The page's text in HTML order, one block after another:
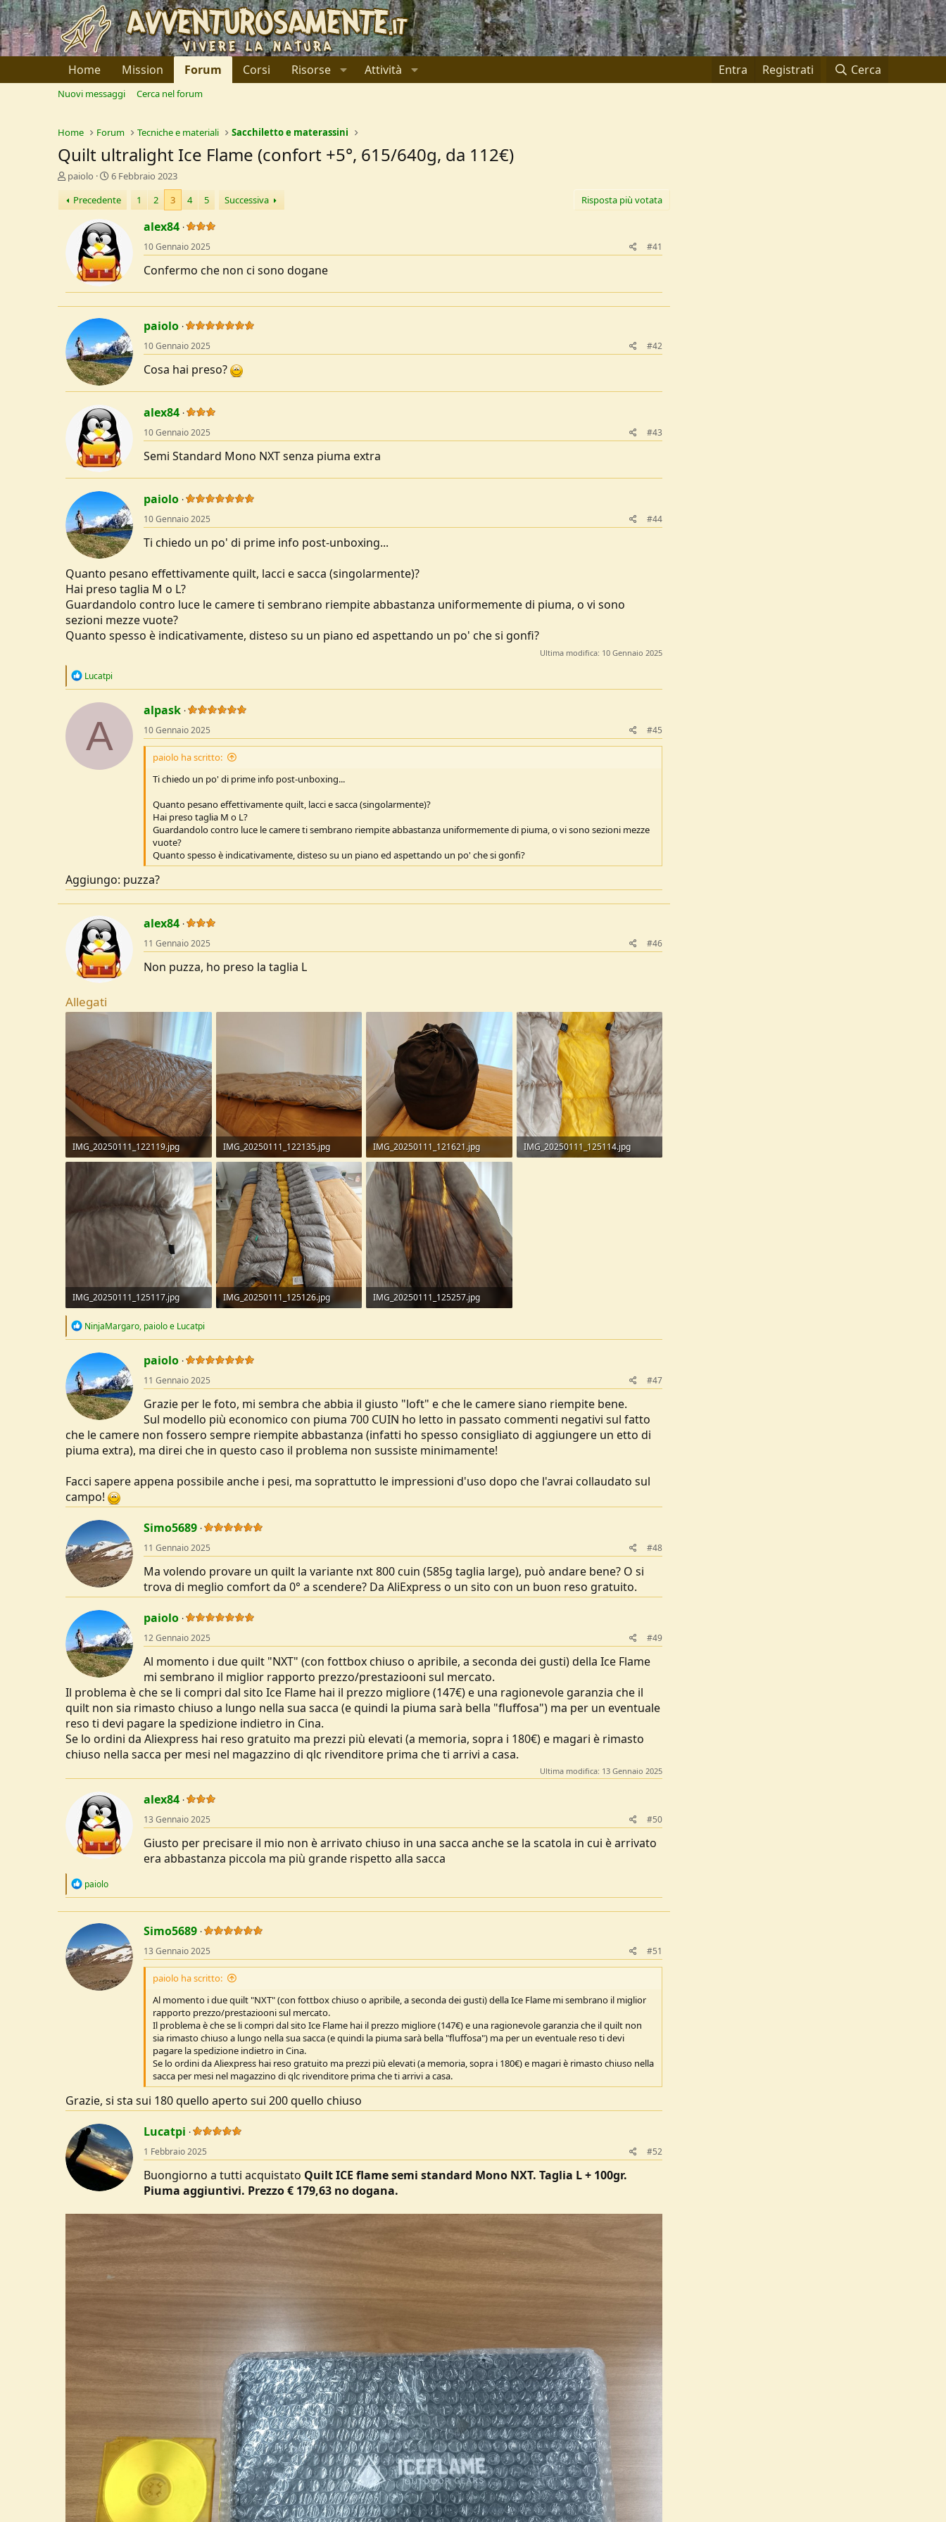
Home Mission Forum Corsi Risorse Attività Entra Registrati Cerca
Nuovi messaggi Cerca nel forum
Home Forum Tecniche e materiali Sacchiletto e materassini
Quilt ultralight Ice Flame (confort +5°, 615/640g, da 112€)
C
e
a
o
e
D
i
s
s
i
n
paiolo
D
t
a
d
i
I
n
i
z
6 Febbraio 2023
Precedente
1 2 3 4 5 Successiva Risposta più votata
alex84
10 Gennaio 2025 #41
Confermo che non ci sono dogane
paiolo
10 Gennaio 2025 #42
Cosa hai preso?
alex84
10 Gennaio 2025 #43
Semi Standard Mono NXT senza piuma extra
paiolo
10 Gennaio 2025 #44
Ti chiedo un po' di prime info post-unboxing...
Quanto pesano effettivamente quilt, lacci e sacca (singolarmente)?
Hai preso taglia M o L?
Guardandolo contro luce le camere ti sembrano riempite abbastanza uniformemente di piuma, o vi sono
sezioni mezze vuote?
Quanto spesso è indicativamente, disteso su un piano ed aspettando un po' che si gonfi?
Ultima modifica: 10 Gennaio 2025
R
c
o
n
s
Lucatpi
A
alpask
10 Gennaio 2025 #45
paiolo ha scritto:
Ti chiedo un po' di prime info post-unboxing...
Quanto pesano effettivamente quilt, lacci e sacca (singolarmente)?
Hai preso taglia M o L?
Guardandolo contro luce le camere ti sembrano riempite abbastanza uniformemente di piuma, o vi sono sezioni mezze
vuote?
Quanto spesso è indicativamente, disteso su un piano ed aspettando un po' che si gonfi?
Aggiungo: puzza?
alex84
11 Gennaio 2025 #46
Non puzza, ho preso la taglia L
Allegati
IMG_20250111_122119.jpg
209,8 KB · Visite: 150
IMG_20250111_122135.jpg
118,4 KB · Visite: 135
IMG_20250111_121621.jpg
124,4 KB · Visite: 138
IMG_20250111_125114.jpg
IMG_20250111_125117.jpg
140,9 KB · Visite: 146
IMG_20250111_125126.jpg
IMG_20250111_125257.jpg
R
c
t
i
o
n
s
NinjaMargaro, paioloe Lucatpi
paiolo
11 Gennaio 2025 #47
Grazie per le foto, mi sembra che abbia il giusto "loft" e che le camere siano riempite bene.
Sul modello più economico con piuma 700 CUIN ho letto in passato commenti negativi sul fatto
che le camere non fossero sempre riempite abbastanza (infatti ho spesso consigliato di aggiungere un etto di
piuma extra), ma direi che in questo caso il problema non sussiste minimamente!
Facci sapere appena possibile anche i pesi, ma soprattutto le impressioni d'uso dopo che l'avrai collaudato sul
campo!
Simo5689
11 Gennaio 2025 #48
Ma volendo provare un quilt la variante nxt 800 cuin (585g taglia large), può andare bene? O si
trova di meglio comfort da 0° a scendere? Da AliExpress o un sito con un buon reso gratuito.
paiolo
12 Gennaio 2025 #49
Al momento i due quilt "NXT" (con fottbox chiuso o apribile, a seconda dei gusti) della Ice Flame
mi sembrano il miglior rapporto prezzo/prestaziooni sul mercato.
Il problema è che se li compri dal sito Ice Flame hai il prezzo migliore (147€) e una ragionevole garanzia che il
quilt non sia rimasto chiuso a lungo nella sua sacca (e quindi la piuma sarà bella "fluffosa") ma per un eventuale
reso ti devi pagare la spedizione indietro in Cina.
Se lo ordini da Aliexpress hai reso gratuito ma prezzi più elevati (a memoria, sopra i 180€) e magari è rimasto
chiuso nella sacca per mesi nel magazzino di qlc rivenditore prima che ti arrivi a casa.
Ultima modifica: 13 Gennaio 2025
alex84
13 Gennaio 2025 #50
Giusto per precisare il mio non è arrivato chiuso in una sacca anche se la scatola in cui è arrivato
era abbastanza piccola ma più grande rispetto alla sacca
R
t
i
o
n
s
:
paiolo
Simo5689
13 Gennaio 2025 #51
paiolo ha scritto:
Al momento i due quilt "NXT" (con fottbox chiuso o apribile, a seconda dei gusti) della Ice Flame mi sembrano il miglior
rapporto prezzo/prestaziooni sul mercato.
Il problema è che se li compri dal sito Ice Flame hai il prezzo migliore (147€) e una ragionevole garanzia che il quilt non
sia rimasto chiuso a lungo nella sua sacca (e quindi la piuma sarà bella "fluffosa") ma per un eventuale reso ti devi
pagare la spedizione indietro in Cina.
Se lo ordini da Aliexpress hai reso gratuito ma prezzi più elevati (a memoria, sopra i 180€) e magari è rimasto chiuso nella
sacca per mesi nel magazzino di qlc rivenditore prima che ti arrivi a casa.
Grazie, si sta sui 180 quello aperto sui 200 quello chiuso
Lucatpi
1 Febbraio 2025 #52
Buongiorno a tutti acquistato Quilt ICE flame semi standard Mono NXT. Taglia L + 100gr.
Piuma aggiuntivi. Prezzo € 179,63 no dogana.